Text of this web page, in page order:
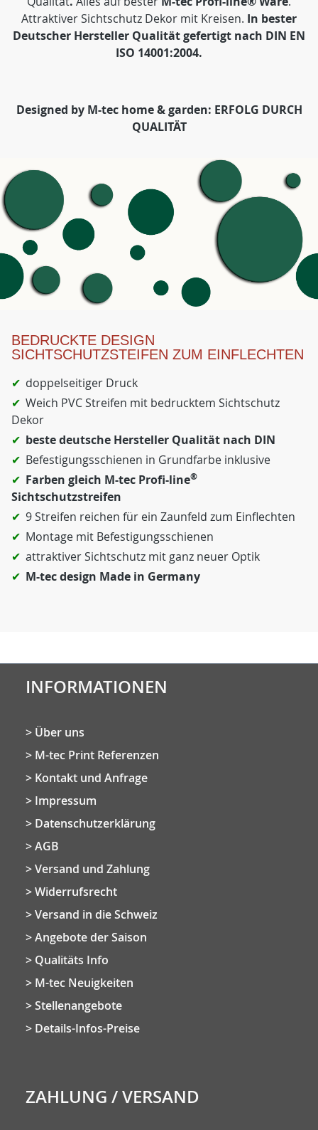
Attraktiver Sichtschutz Dekor mit Kreisen. In bester
Deutscher Hersteller Qualität gefertigt nach DIN EN
ISO 14001:2004.
Designed by M-tec home & garden: ERFOLG DURCH
QUALITÄT
BEDRUCKTE DESIGN
SICHTSCHUTZSTEIFEN ZUM EINFLECHTEN
doppelseitiger Druck
Weich PVC Streifen mit bedrucktem Sichtschutz
Dekor
beste deutsche Hersteller Qualität nach DIN
Befestigungsschienen in Grundfarbe inklusive
Farben gleich M-tec Profi-line®
Sichtschutzstreifen
9 Streifen reichen für ein Zaunfeld zum Einflechten
Montage mit Befestigungsschienen
attraktiver Sichtschutz mit ganz neuer Optik
M-tec design Made in Germany
INFORMATIONEN
Über uns
M-tec Print Referenzen
Kontakt und Anfrage
Impressum
Datenschutzerklärung
AGB
Versand und Zahlung
Widerrufsrecht
Versand in die Schweiz
Angebote der Saison
Qualitäts Info
M-tec Neuigkeiten
Stellenangebote
Details-Infos-Preise
ZAHLUNG / VERSAND